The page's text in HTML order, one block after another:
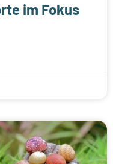
im Fokus